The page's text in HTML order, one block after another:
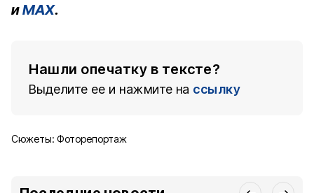
иMAX.
Нашли опечатку в тексте?
Выделите ее и нажмите на ссылку
Сюжеты: Фоторепортаж